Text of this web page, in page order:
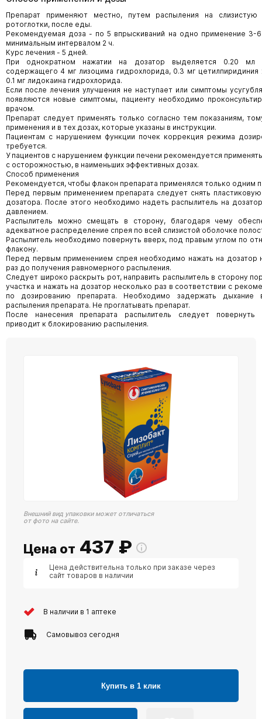
Препарат применяют местно, путем распыления на слизистую
ротоглотки, после еды.
Рекомендуемая доза - по 5 впрыскиваний на одно применение 3-6
минимальным интервалом 2 ч.
Курс лечения - 5 дней.
При однократном нажатии на дозатор выделяется 0.20 мл
содержащего 4 мг лизоцима гидрохлорида, 0.3 мг цетилпиридиния
0.1 мг лидокаина гидрохлорида.
Если после лечения улучшения не наступает или симптомы
появляются новые симптомы, пациенту необходимо
врачом.
Препарат следует применять только согласно тем показаниям,
применения и в тех дозах, которые указаны в инструкции.
Пациентам с нарушением функции почек коррекция режима
требуется.
У пациентов с нарушением функции печени рекомендуется
с осторожностью, в наименьших эффективных дозах.
Способ применения
Рекомендуется, чтобы флакон препарата применялся только одним
Перед первым применением препарата следует снять
дозатора. После этого необходимо надеть распылитель на
давлением.
Распылитель можно смещать в сторону, благодаря чему
адекватное распределение спрея по всей слизистой оболочке
Распылитель необходимо повернуть вверх, под правым углом по
флакону.
Перед первым применением спрея необходимо нажать на дозатор
раз до получения равномерного распыления.
Следует широко раскрыть рот, направить распылитель в сторону
участка и нажать на дозатор несколько раз в соответствии с
по дозированию препарата. Необходимо задержать дыхание
распыления препарата. Не проглатывать препарат.
После нанесения препарата распылитель следует повернуть
приводит к блокированию распыления.
Внешний вид упаковки может отличаться
от фото на сайте.
Цена от 437 ₽
Цена действительна только при заказе через
сайт товаров в наличии
В наличии в 1 аптеке
Самовывоз сегодня
Купить в 1 клик